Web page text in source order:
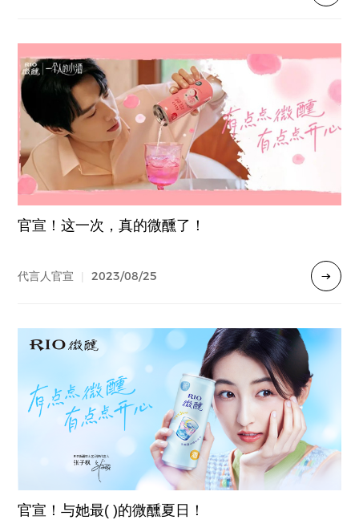
官宣！这一次，真的微醺了！
代言人官宣 | 2023/08/25
官宣！与她最( )的微醺夏日！